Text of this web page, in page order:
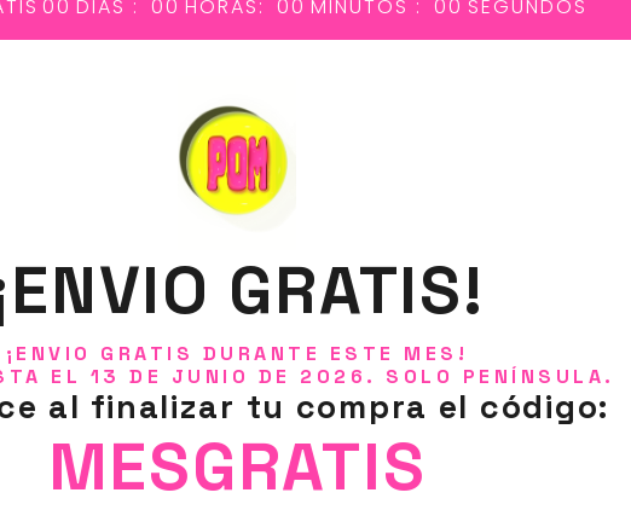
00 DIAS : 00 HORAS: 00 MINUTOS : 00 SEGUNDOS
GRATIS!
¡ENVIO GRATIS DURANTE ESTE MES!
EL 13 DE JUNIO DE 2026. SOLO PENÍNSULA.
al finalizar tu compra el código:
MESGRATIS